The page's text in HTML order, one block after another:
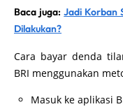
Baca juga:Jadi Korban
Dilakukan?
Cara bayar denda
BRI menggunakan
Masuk ke aplikasi